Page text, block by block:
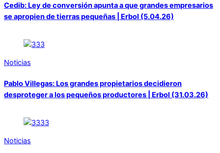
Cedib: Ley de conversión apunta a que grandes empresarios
se apropien de tierras pequeñas | Erbol (5.04.26)
Noticias
Pablo Villegas: Los grandes propietarios decidieron
desproteger a los pequeños productores | Erbol (31.03.26)
Noticias